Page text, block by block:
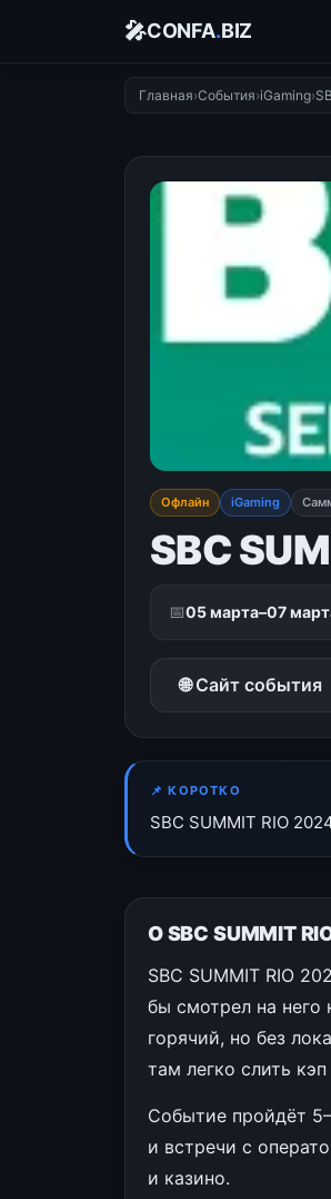
🎤CONFA.BIZ
Главная›События›iGaming›
Офлайн iGaming
SBC
📅05 марта–07
🌐 Сайт события
📌 КОРОТКО
SBC SUMMIT RIO
О SBC SUMMIT
SBC SUMMIT RIO
бы смотрел на него
горячий, но без
там легко слить
Событие пройдёт
и встречи с
и казино.